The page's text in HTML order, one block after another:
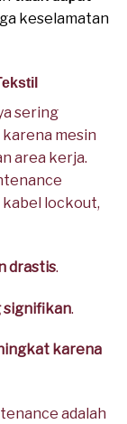
keselamatan
sering
mesin
area kerja.
kabel lockout,
drastis.
signifikan.
karena
adalah